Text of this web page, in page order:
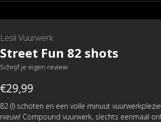
Lesli Vuurwerk
Street Fun 82 shots
Schrijf je eigen review
€29,99
82 (!) schoten en een volle minuut
nieuw! Compound vuurwerk, slechts eenmaal